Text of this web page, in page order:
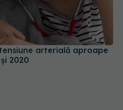
arterială aproape
2020